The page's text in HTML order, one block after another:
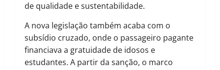
de qualidade e sustentabilidade.
A nova legislação também acaba com o
subsídio cruzado, onde o passageiro pagante
financiava a gratuidade de idosos e
estudantes. A partir da sanção, o marco